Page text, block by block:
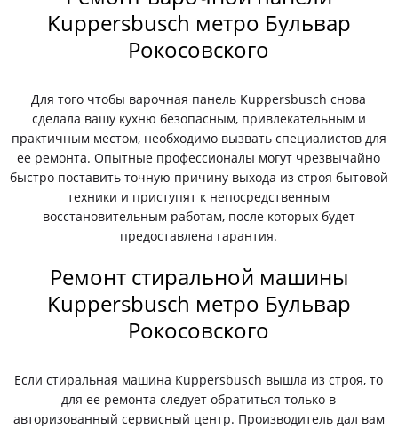
Kuppersbusch метро Бульвар
Рокосовского
Для того чтобы варочная панель Kuppersbusch снова
сделала вашу кухню безопасным, привлекательным и
практичным местом, необходимо вызвать специалистов для
ее ремонта. Опытные профессионалы могут чрезвычайно
быстро поставить точную причину выхода из строя бытовой
техники и приступят к непосредственным
восстановительным работам, после которых будет
предоставлена гарантия.
Ремонт стиральной машины
Kuppersbusch метро Бульвар
Рокосовского
Если стиральная машина Kuppersbusch вышла из строя, то
для ее ремонта следует обратиться только в
авторизованный сервисный центр. Производитель дал вам